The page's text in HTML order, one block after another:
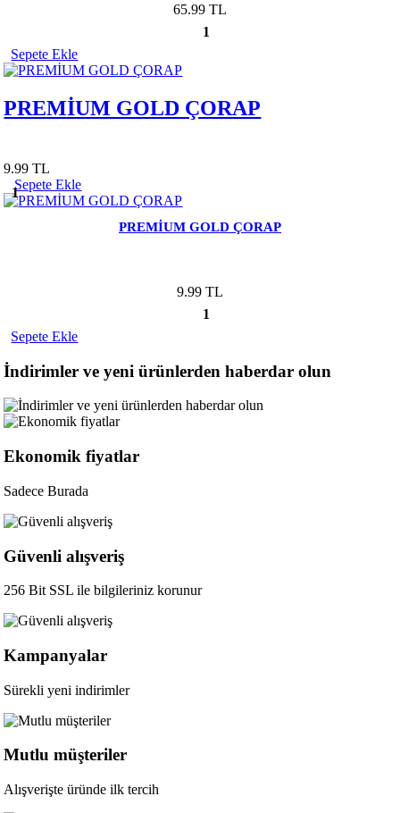
65.99 TL
1
Sepete Ekle
PREMİUM GOLD ÇORAP
9.99 TL
1
Sepete Ekle
PREMİUM GOLD ÇORAP
9.99 TL
1
Sepete Ekle
İndirimler ve yeni ürünlerden haberdar olun
Ekonomik fiyatlar
Sadece Burada
Güvenli alışveriş
256 Bit SSL ile bilgileriniz korunur
Kampanyalar
Sürekli yeni indirimler
Mutlu müşteriler
Alışverişte üründe ilk tercih